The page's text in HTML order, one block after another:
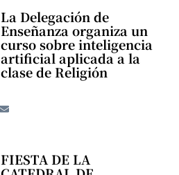
La Delegación de
Enseñanza organiza un
curso sobre inteligencia
artificial aplicada a la
clase de Religión
FIESTA DE LA